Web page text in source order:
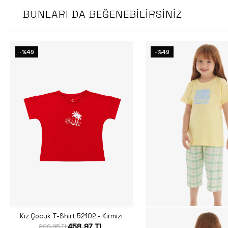
BUNLARI DA BEĞENEBILIRSINIZ
-%49
Kız Çocuk T-Shirt 52102 - Kırmızı
899,95 TL
-%49